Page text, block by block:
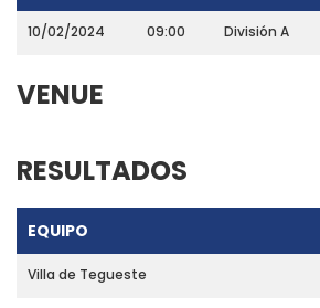
10/02/2024 09:00 División A
VENUE
RESULTADOS
EQUIPO
Villa de Tegueste